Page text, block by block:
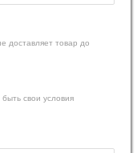
доставляет товар до
свои условия